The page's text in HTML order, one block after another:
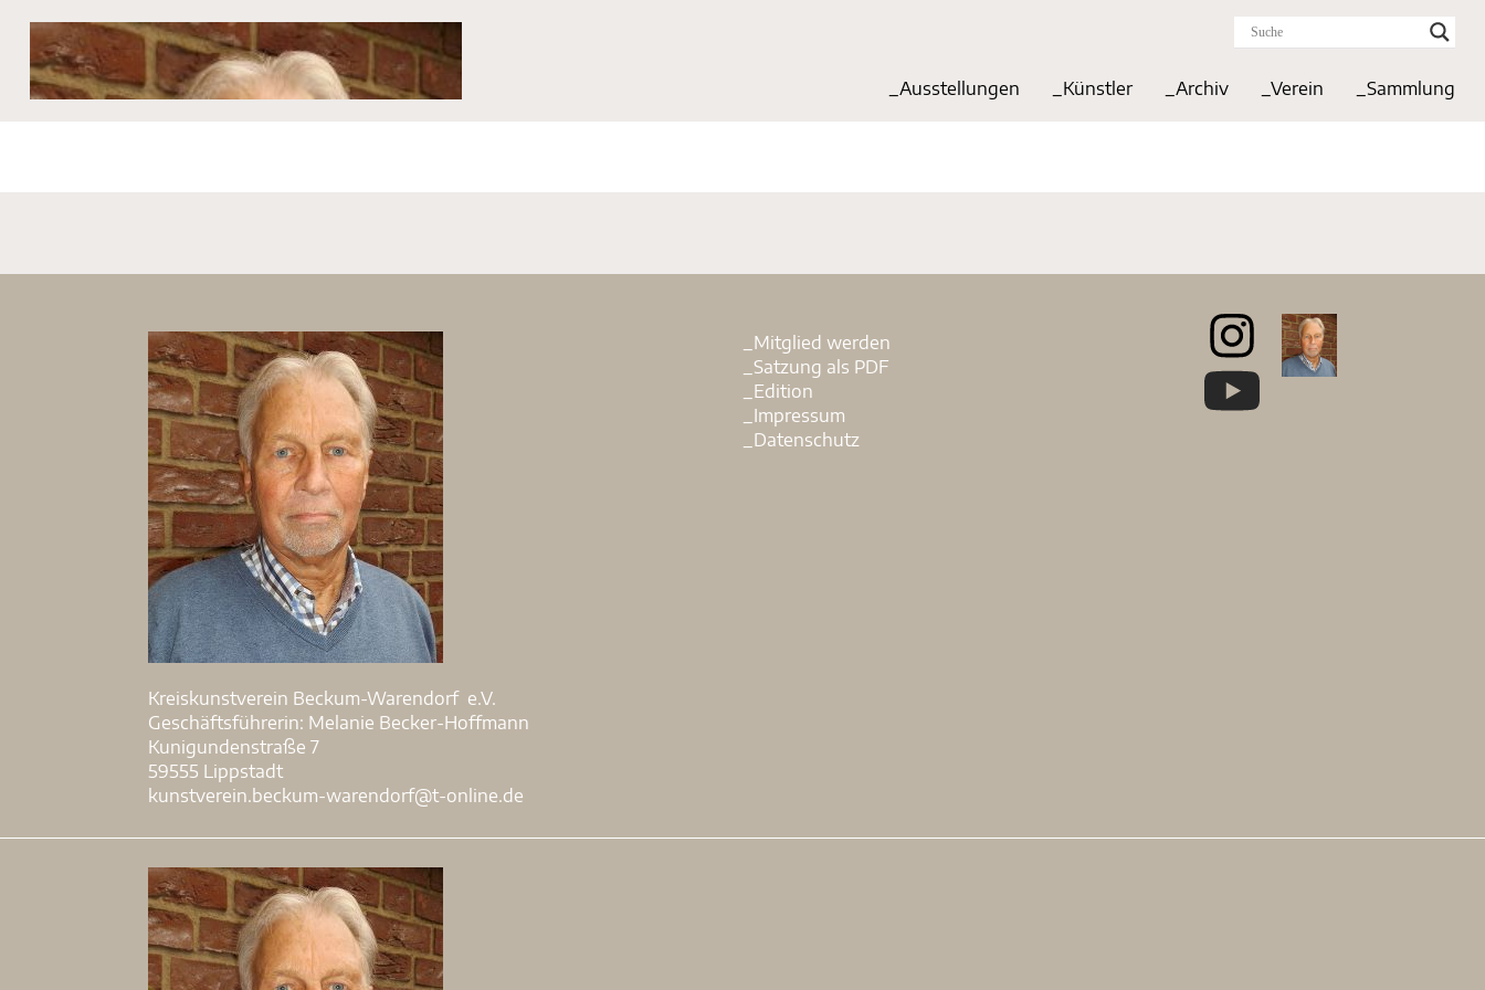
_Ausstellungen _Künstler _Archiv _Verein _Sammlung
Kreiskunstverein Beckum-Warendorf e.V.
Geschäftsführerin: Melanie Becker-Hoffmann
Kunigundenstraße 7
59555 Lippstadt
kunstverein.beckum-warendorf@t-online.de
_Mitglied werden
_Satzung als PDF
_Edition
_Impressum
_Datenschutz